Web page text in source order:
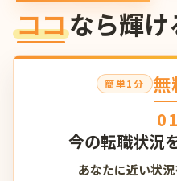
ココなら輝
簡単1分 無
01
今の転職状況
あなたに近い状況